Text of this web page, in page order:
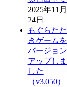
2025年11月
24日
もぐらたた
きゲームを
バージョン
アップしま
した
（v3.050）